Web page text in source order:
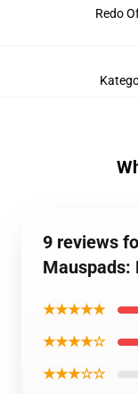
Redo
9 reviews
Mauspads:
★★★★★
★★★★☆
★★★☆☆